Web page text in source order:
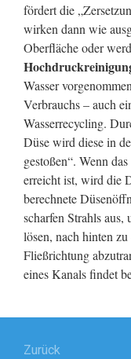
fördert die
wirken dann wie
Oberfläche oder
Wasser
Verbrauchs – auch
Wasserrecycling.
Düse wird diese in
gestoßen“. Wenn
erreicht ist, wird die
berechnete
scharfen Strahls aus,
lösen, nach hinten
Fließrichtung
eines Kanals findet
Zurück